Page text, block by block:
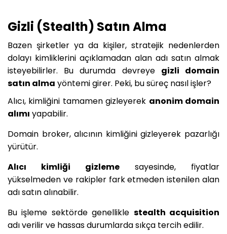
Gizli (Stealth) Satın Alma
Bazen şirketler ya da kişiler, stratejik nedenlerden
dolayı kimliklerini açıklamadan alan adı satın almak
isteyebilirler. Bu durumda devreye gizli domain
satın alma yöntemi girer. Peki, bu süreç nasıl işler?
Alıcı, kimliğini tamamen gizleyerek anonim domain
alımı yapabilir.
Domain broker, alıcının kimliğini gizleyerek pazarlığı
yürütür.
Alıcı kimliği gizleme sayesinde, fiyatlar
yükselmeden ve rakipler fark etmeden istenilen alan
adı satın alınabilir.
Bu işleme sektörde genellikle stealth acquisition
adı verilir ve hassas durumlarda sıkça tercih edilir.